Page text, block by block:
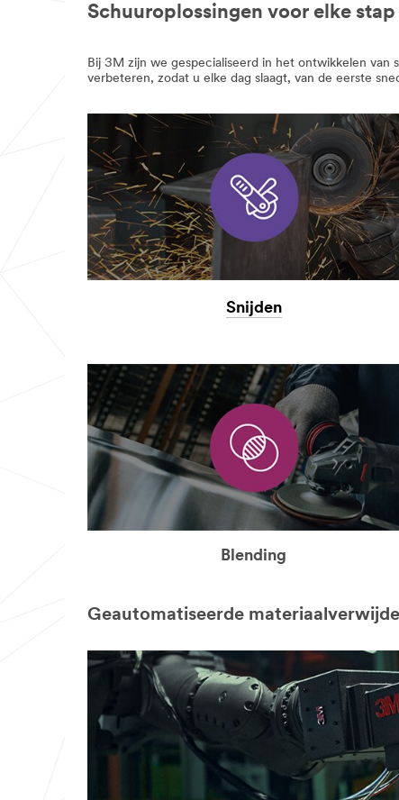
Schuuroplossingen voor elke
Bij 3M zijn we gespecialiseerd in het ontwikkelen
verbeteren, zodat u elke dag slaagt, van de eerste
Snijden
Blending
Geautomatiseerde